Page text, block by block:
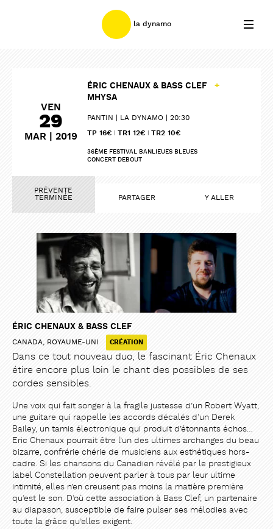
la dynamo
VEN
29
MAR | 2019
ÉRIC CHENAUX & BASS CLEF
+
MHYSA
PANTIN LA DYNAMO
20:30
TP 16€ ǀ TR1 12€ ǀ TR2 10€
36ÈME FESTIVAL BANLIEUES BLEUES
CONCERT DEBOUT
PRÉVENTE
TERMINÉE PARTAGER Y ALLER
ÉRIC CHENAUX & BASS CLEF
CANADA, ROYAUME-UNI CRÉATION
Dans ce tout nouveau duo, le fascinant Éric Chenaux
étire encore plus loin le chant des possibles de ses
cordes sensibles.
Une voix qui fait songer à la fragile justesse d’un Robert Wyatt,
une guitare qui rappelle les accords décalés d’un Derek
Bailey, un tamis électronique qui produit d’étonnants échos…
Eric Chenaux pourrait être l’un des ultimes archanges du beau
bizarre, confrérie chérie de musiciens aux esthétiques hors-
cadre. Si les chansons du Canadien révélé par le prestigieux
label Constellation peuvent parler à tous par leur ultime
intimité, elles n’en creusent pas moins la matière première
qu’est le son. D’où cette association à Bass Clef, un partenaire
au diapason, susceptible de faire pulser ses mélodies avec
toute la grâce qu’elles exigent.